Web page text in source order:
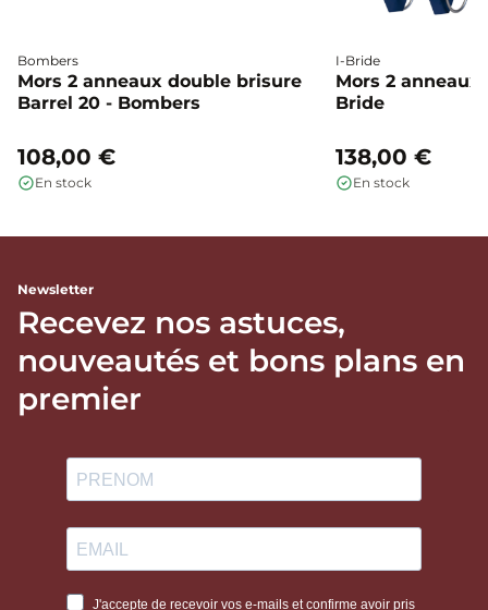
Bombers
Mors 2 anneaux double brisure
Barrel 20 - Bombers
108,00 €
En stock
I-Bride
Mors 2
Bride
138,00 €
En stock
Newsletter
Recevez nos astuces,
nouveautés et bons plans en
premier